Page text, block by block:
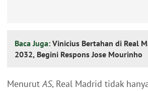
Baca Juga: Vinicius Bertahan di Real
2032, Begini Respons Jose Mourinho
MenurutAS, Real Madrid tidak